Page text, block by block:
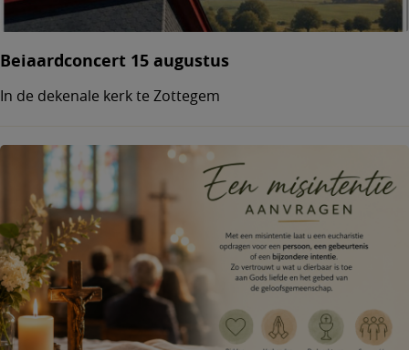
Beiaardconcert 15 augustus
In de dekenale kerk te Zottegem